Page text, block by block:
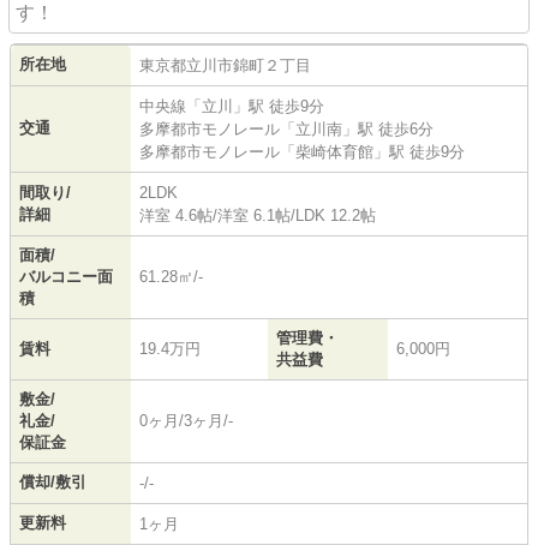
す！
所在地 東京都立川市錦町 ２丁目
交通
中央線 「立川 」駅 徒歩9分
多摩都市モノレール 「立川南 」駅 徒歩6分
多摩都市モノレール 「柴崎体育館 」駅 徒歩9分
間取り/
詳細
2LDK
洋室 4.6帖/洋室 6.1帖/LDK 12.2帖
面積/
バルコニー面
積
61.28㎡/-
賃料 19.4万円
管理費・
共益費
6,000円
敷金/
礼金/
保証金
0ヶ月/3ヶ月/-
償却/敷引 -/-
更新料 1ヶ月